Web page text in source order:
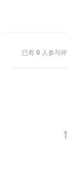
已有 0人参与